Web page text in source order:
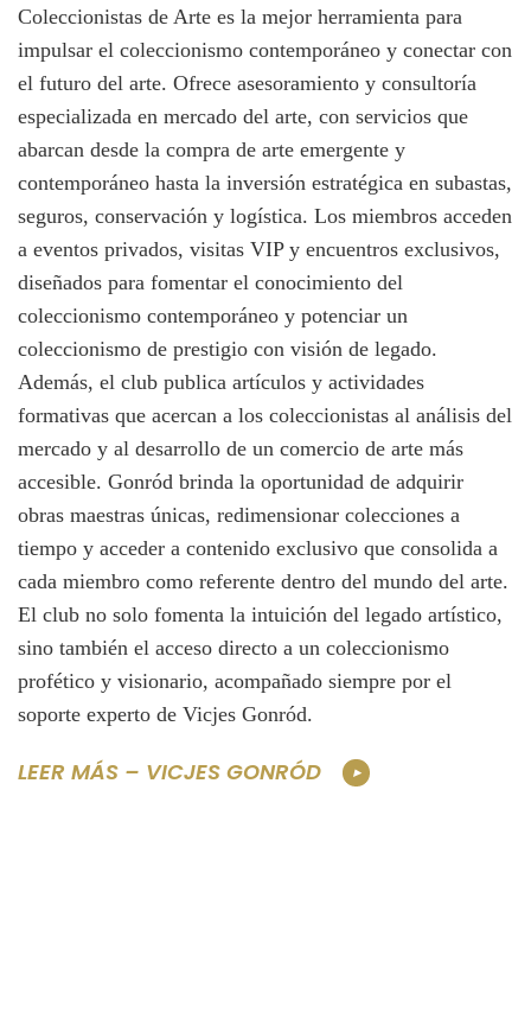
Coleccionistas de Arte es la mejor herramienta para
impulsar el coleccionismo contemporáneo y conectar con
el futuro del arte. Ofrece asesoramiento y consultoría
especializada en mercado del arte, con servicios que
abarcan desde la compra de arte emergente y
contemporáneo hasta la inversión estratégica en subastas,
seguros, conservación y logística. Los miembros acceden
a eventos privados, visitas VIP y encuentros exclusivos,
diseñados para fomentar el conocimiento del
coleccionismo contemporáneo y potenciar un
coleccionismo de prestigio con visión de legado.
Además, el club publica artículos y actividades
formativas que acercan a los coleccionistas al análisis del
mercado y al desarrollo de un comercio de arte más
accesible. Gonród brinda la oportunidad de adquirir
obras maestras únicas, redimensionar colecciones a
tiempo y acceder a contenido exclusivo que consolida a
cada miembro como referente dentro del mundo del arte.
El club no solo fomenta la intuición del legado artístico,
sino también el acceso directo a un coleccionismo
profético y visionario, acompañado siempre por el
soporte experto de Vicjes Gonród.
LEER MÁS – VICJES GONRÓD